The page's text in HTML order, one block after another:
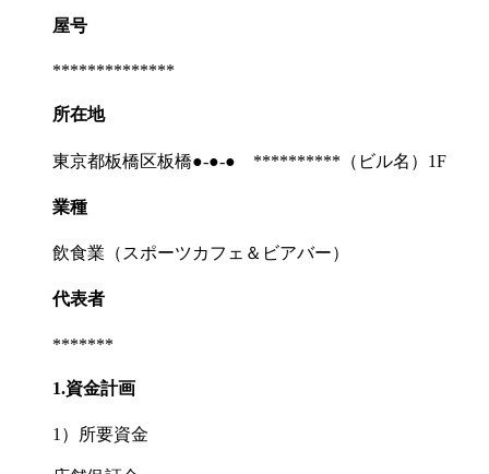
屋号
**************
所在地
東京都板橋区板橋●-●-● **********（ビル名）1F
業種
飲食業（スポーツカフェ＆ビアバー）
代表者
*******
1.資金計画
1）所要資金